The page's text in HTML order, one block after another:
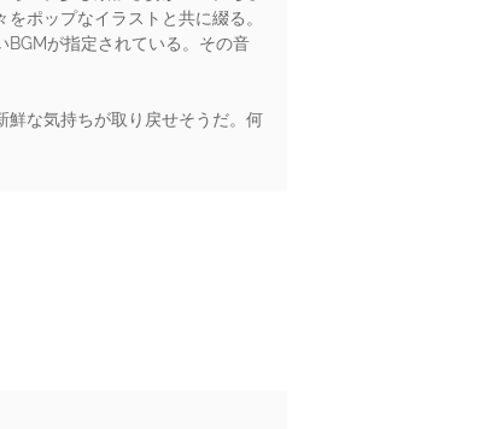
ポップなイラストと共に綴る。
BGMが指定されている。その音
鮮な気持ちが取り戻せそうだ。何